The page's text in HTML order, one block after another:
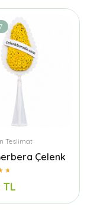
Teslimat
Çelenk
TL